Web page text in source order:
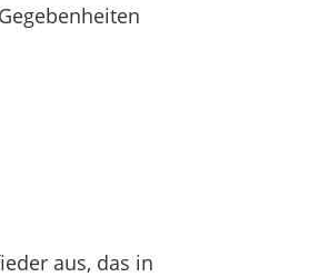
aus, das in